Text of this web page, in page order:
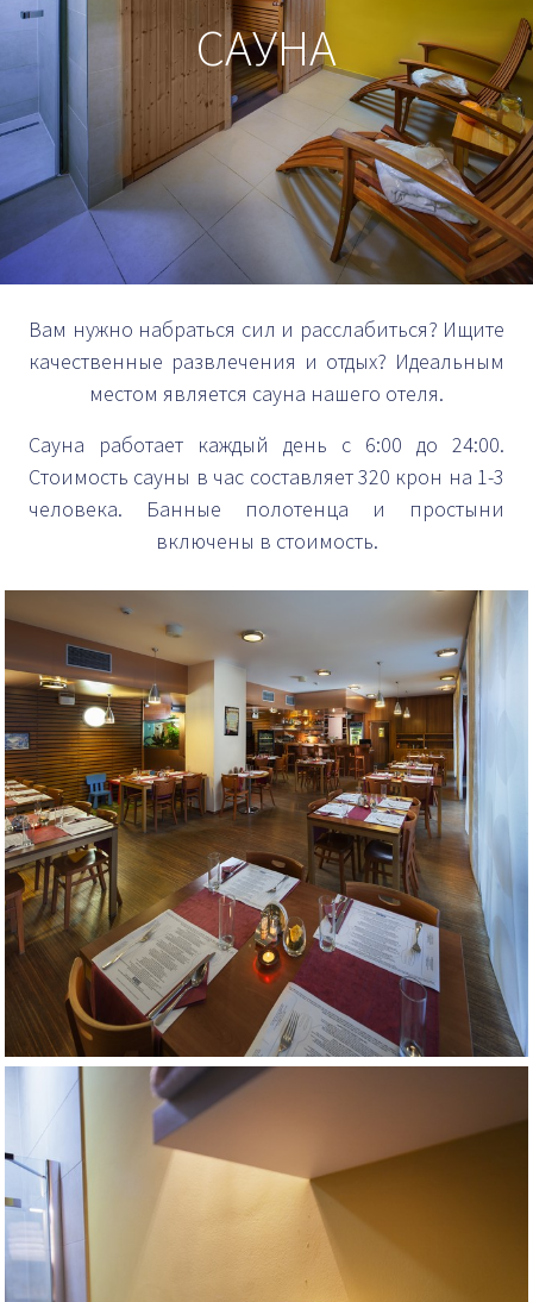
Вам нужно набраться сил и расслабиться? Ищите
качественные развлечения и отдых? Идеальным
местом является сауна нашего отеля.
Сауна работает каждый день с 6:00 до 24:00.
Стоимость сауны в час составляет 320 крон на 1-3
человека. Банные полотенца и простыни
включены в стоимость.
САУНА